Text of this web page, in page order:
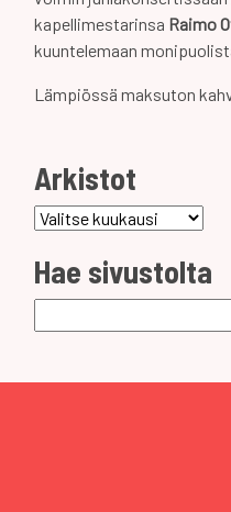
kapellimestarinsa Raimo
kuuntelemaan
Lämpiössä maksuton
Arkistot
Arkistot
Hae sivustolta